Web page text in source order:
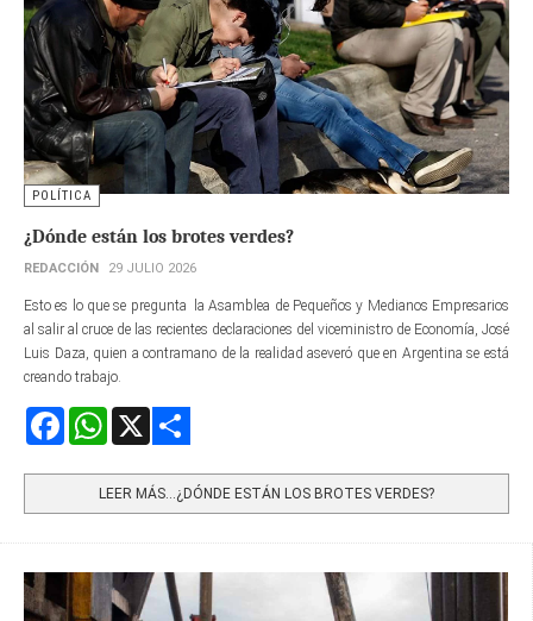
POLÍTICA
¿Dónde están los brotes verdes?
REDACCIÓN 29 JULIO 2026
Esto es lo que se pregunta la Asamblea de Pequeños y Medianos Empresarios
al salir al cruce de las recientes declaraciones del viceministro de Economía, José
Luis Daza, quien a contramano de la realidad aseveró que en Argentina se está
creando trabajo.
FacebookWhatsApp
LEER MÁS…¿DÓNDE ESTÁN LOS BROTES VERDES?